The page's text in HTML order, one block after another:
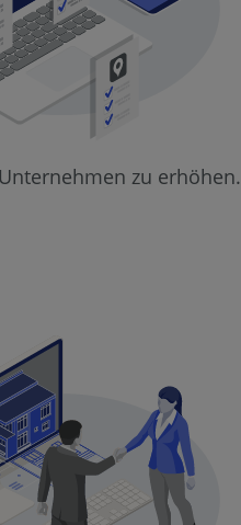
zu erhöhen.